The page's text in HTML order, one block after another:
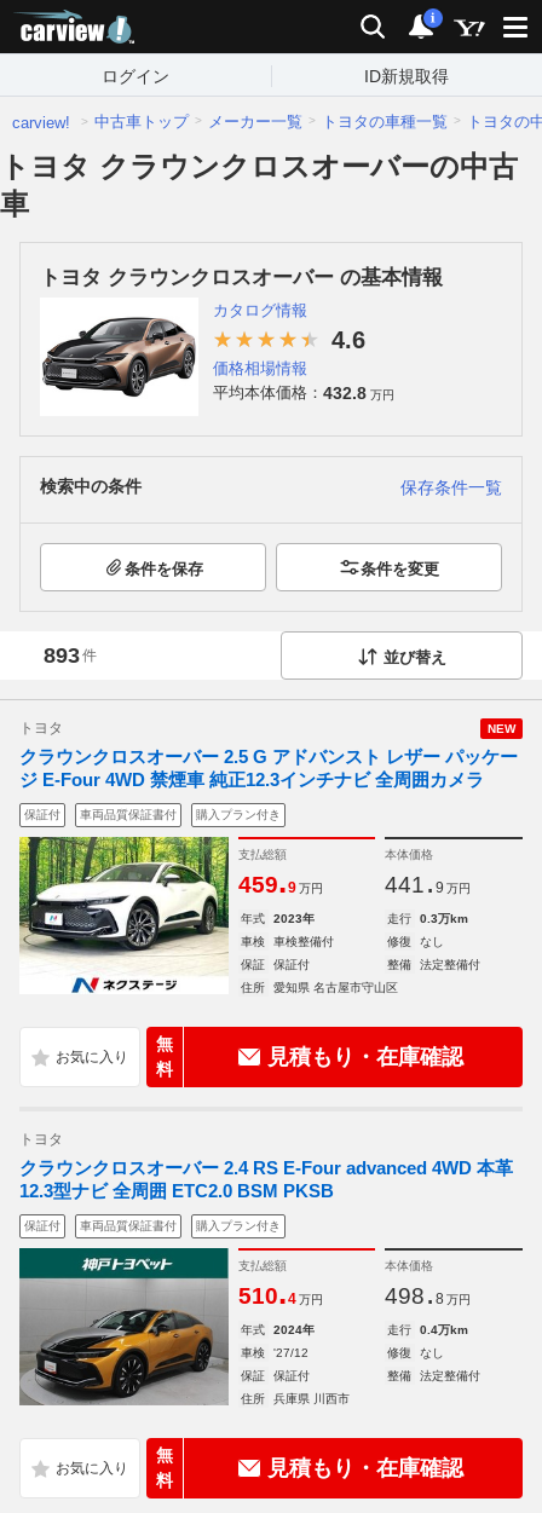
検索 通知
i
ログイン ID新規取得
carview! 中古車トップ メーカー一覧 トヨタの車種一覧 トヨタの
トヨタ クラウンクロスオーバーの中古
車
トヨタ クラウンクロスオーバー の基本情報
カタログ情報
4.6
価格相場情報
平均本体価格： 432.8 万円
検索中の条件 保存条件一覧
条件を保存 条件を変更
893件 並び替え
NEW
トヨタ
クラウンクロスオーバー 2.5 G アドバンスト レザー パッケー
ジ E-Four 4WD 禁煙車 純正12.3インチナビ 全周囲カメラ
保証付 車両品質保証書付 購入プラン付き
支払総額
459.9 万円
本体価格
441. 9 万円
年式 2023年 走行
0.3万km
車検
車検整備付 修復
なし
保証
保証付 整備
法定整備付
住所
愛知県 名古屋市守山区
無
料
見積もり・在庫確認
トヨタ
クラウンクロスオーバー 2.4 RS E-Four advanced 4WD 本革
12.3型ナビ 全周囲 ETC2.0 BSM PKSB
保証付 車両品質保証書付 購入プラン付き
支払総額
510.4 万円
本体価格
498. 8 万円
年式 2024年 走行
0.4万km
車検
'27/12 修復
なし
保証
保証付 整備
法定整備付
住所
兵庫県 川西市
無
料
見積もり・在庫確認